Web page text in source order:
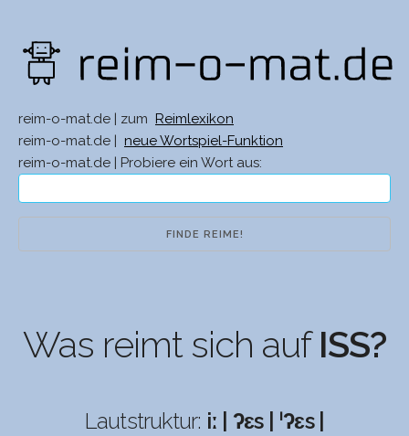
reim-o-mat.de | zum
Reimlexikon
reim-o-mat.de |
neue Wortspiel-Funktion
reim-o-mat.de | Probiere ein Wort aus:
Was reimt sich aufISS?
Lautstruktur: iː | ʔɛs | ˈʔɛs |